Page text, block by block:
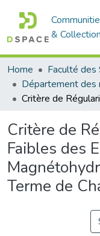
&
Home
Critère de
Faibles des
Terme de